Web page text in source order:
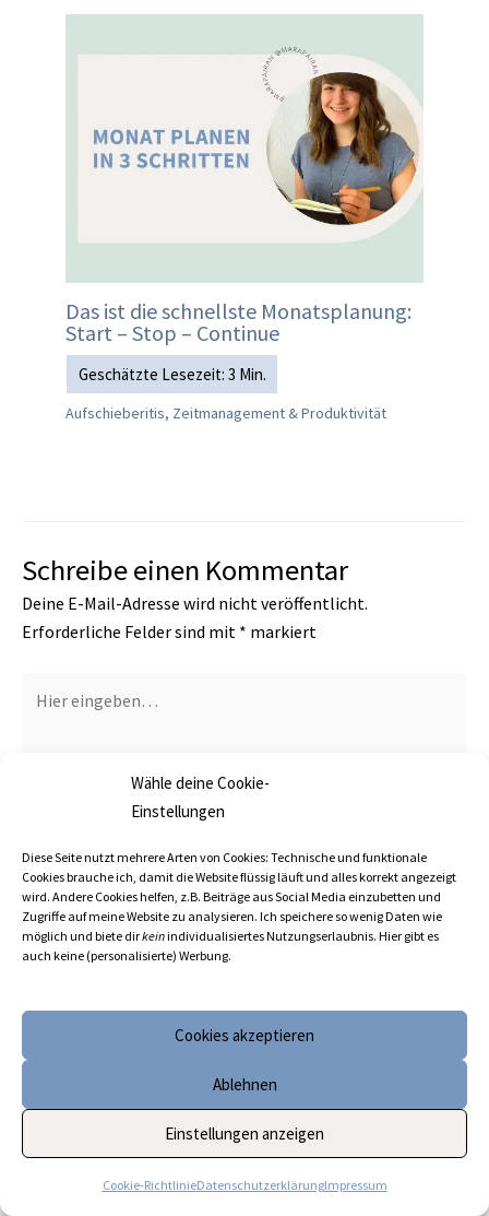
Wähle deine Cookie-
Einstellungen
Diese Seite nutzt mehrere Arten von Cookies: Technische und funktionale
Cookies brauche ich, damit die Website flüssig läuft und alles korrekt angezeigt
wird. Andere Cookies helfen, z.B. Beiträge aus Social Media einzubetten und
Zugriffe auf meine Website zu analysieren. Ich speichere so wenig Daten wie
möglich und biete dirkeinindividualisiertes Nutzungserlaubnis. Hier gibt es
auch keine (personalisierte) Werbung.
Cookies akzeptieren
Ablehnen
Einstellungen anzeigen
Cookie-RichtlinieDatenschutzerklärungImpressum
Das ist die schnellste Monatsplanung:
Start – Stop – Continue
Aufschieberitis, Zeitmanagement & Produktivität
Schreibe einen Kommentar
Deine E-Mail-Adresse wird nicht veröffentlicht.
Erforderliche Felder sind mit * markiert
eingeben…
Mail-